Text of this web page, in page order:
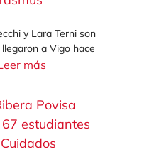
y Lara Terni son
a Vigo hace
más
Povisa
estudiantes